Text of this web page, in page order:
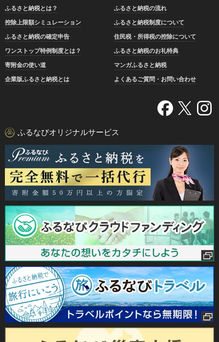
ふるさと納税とは？
ふるさと納税の流れ
控除上限額シミュレーション
ふるさと納税制度について
ふるさと納税の確定申告
住民税・所得税の控除について
ワンストップ特例制度とは？
ふるさと納税のお礼特典
寄附金の使い道
マンガふるさと納税
企業版ふるさと納税とは
よくあるご質問・お問い合わせ
ふるなびオリジナルサービス